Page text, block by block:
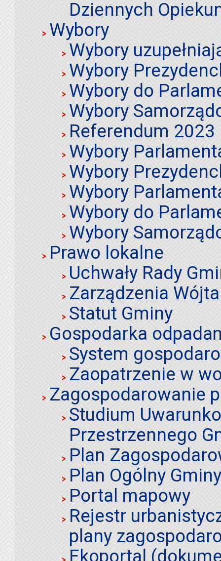
Dziennych
Wybory
Wybory
Wybory
Wybory do
Wybory
Referendum 2023
Wybory
Wybory
Wybory
Wybory do
Wybory
Prawo lokalne
Uchwały Rady
Zarządzenia Wójta
Statut Gminy
Gospodarka
System
Zaopatrzenie w
Zagospodarowanie
Studium
Przestrzennego
Plan
Plan Ogólny
Portal mapowy
Rejestr
plany
Ekoportal